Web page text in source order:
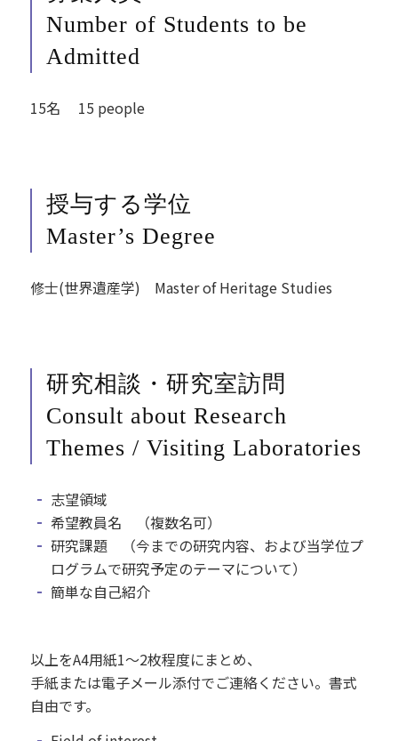
Number of Students to be
Admitted
15名 15 people
授与する学位
Master’s Degree
修士(世界遺産学) Master of Heritage Studies
研究相談・研究室訪問
Consult about Research
Themes / Visiting Laboratories
志望領域
希望教員名 （複数名可）
研究課題 （今までの研究内容、および当学位プ
ログラムで研究予定のテーマについて）
簡単な自己紹介
以上をA4用紙1～2枚程度にまとめ、
手紙または電子メール添付でご連絡ください。書式
自由です。